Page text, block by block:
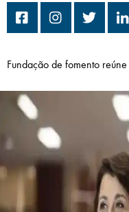
Campi/Unidades
INSCREVA-SE
ÁREA DO ALUNO
Fundação de fomento